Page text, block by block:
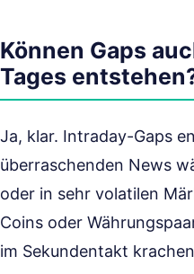
Können Gaps
Tages
Ja, klar. Intraday-Gaps
überraschenden News
oder in sehr volatilen
Coins oder
im Sekundentakt